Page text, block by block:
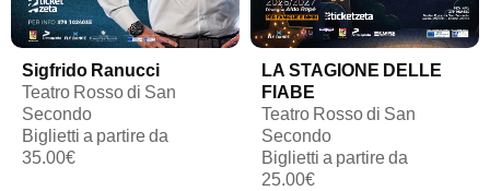
Sigfrido Ranucci
Teatro Rosso di San
Secondo
Biglietti a partire da
35.00€
LA STAGIONE DELLE
FIABE
Teatro Rosso di San
Secondo
Biglietti a partire da
25.00€